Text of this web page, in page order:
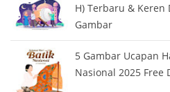
H) Terbaru & Keren
Gambar
5 Gambar Ucapan
Nasional 2025 Free